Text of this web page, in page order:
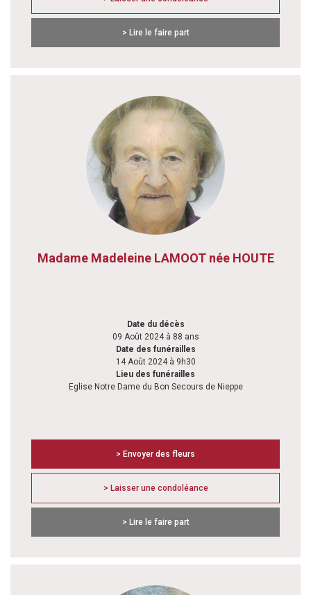
> Lire le faire part
Madame Madeleine LAMOOT née HOUTE
Date du décès
09 Août 2024 à 88 ans
Date des funérailles
14 Août 2024 à 9h30
Lieu des funérailles
Eglise Notre Dame du Bon Secours de Nieppe
> Envoyer des fleurs
> Laisser une condoléance
> Lire le faire part